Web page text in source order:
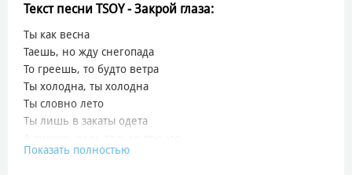
Текст песни TSOY - Закрой глаза:
Ты как весна
Таешь, но жду снегопада
То греешь, то будто ветра
Ты холодна, ты холодна
Ты словно лето
Ты лишь в закаты одета
Думаю я, думаю я
Показать полностью